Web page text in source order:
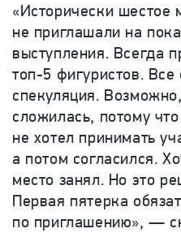
«Исторически шестое
не приглашали на
выступления. Всегда
топ-5 фигуристов.
спекуляция.
сложилась, потому
не хотел принимать
а потом согласился.
место занял. Но это
Первая пятерка
по приглашению», —